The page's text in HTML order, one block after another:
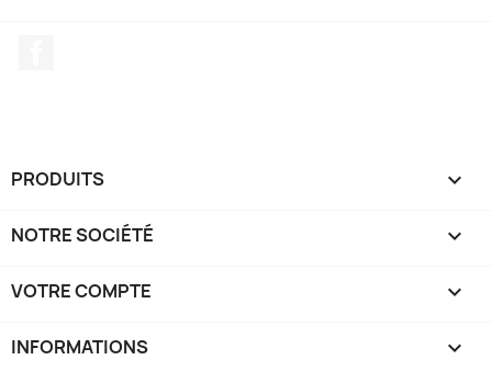
PRODUITS 
NOTRE SOCIÉTÉ 
VOTRE COMPTE 
INFORMATIONS keyboard_arrow_down